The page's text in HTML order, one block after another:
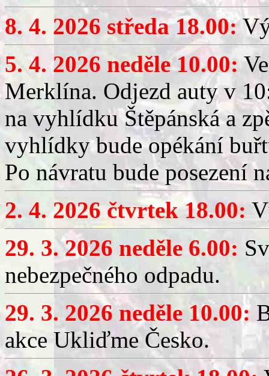
8. 4. 2026 středa 18.00:
5. 4. 2026 neděle 10.00:
Merklína. Odjezd auty v
na vyhlídku Štěpánská a
vyhlídky bude opékání
Po návratu bude posezení
2. 4. 2026 čtvrtek 18.00:
29. 3. 2026 neděle 6.00:
nebezpečného odpadu.
29. 3. 2026 neděle 10.00:
akce Ukliďme Česko.